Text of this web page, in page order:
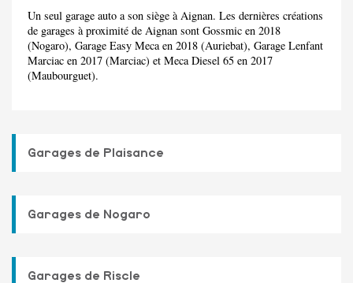
Un seul garage auto a son siège à Aignan. Les dernières créations
de garages à proximité de Aignan sont Gossmic en 2018
(Nogaro), Garage Easy Meca en 2018 (Auriebat), Garage Lenfant
Marciac en 2017 (Marciac) et Meca Diesel 65 en 2017
(Maubourguet).
Garages de Plaisance
Garages de Nogaro
Garages de Riscle